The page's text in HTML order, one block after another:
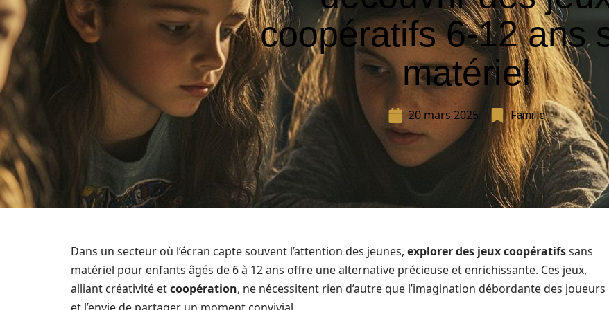
coopératifs 6-12 ans
matériel
20 mars 2025 Famille
Dans un secteur où l’écran capte souvent l’attention des jeunes, explorer des jeux coopératifssans
matériel pour enfants âgés de 6 à 12 ans offre une alternative précieuse et enrichissante. Ces jeux,
alliant créativité etcoopération, ne nécessitent rien d’autre que l’imagination débordante des joueurs